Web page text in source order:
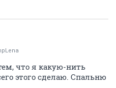
что я какую-нить
этого сделаю. Спальню